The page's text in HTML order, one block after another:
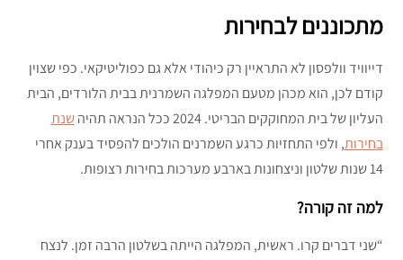
מתכוננים לבחירות
דייוויד וולפסון לא התראיין רק כיהודי אלא גם כפוליטיקאי. כפי שצוין
קודם לכן, הוא מכהן מטעם המפלגה השמרנית בבית הלורדים, הבית
העליון של בית המחוקקים הבריטי. 2024 ככל הנראה תהיה
שנת
בחירות, ולפי התחזיות כרגע השמרנים הולכים להפסיד בענק אחרי
14 שנות שלטון וניצחונות בארבע מערכות בחירות רצופות.
למה זה קורה?
“שני דברים קרו. ראשית, המפלגה הייתה בשלטון הרבה זמן. לנצח